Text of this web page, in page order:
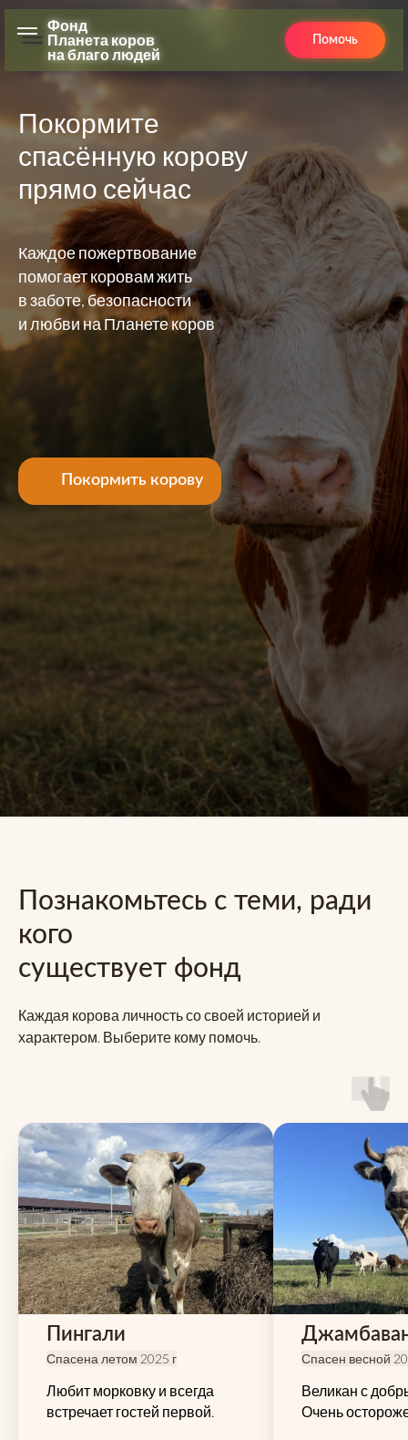
Фонд
Планета коров
на благо людей
Помочь
Фонд
Планета коров
на благо людей
Помочь
Покормите
спасённую корову
прямо сейчас
Каждое пожертвование
помогает коровам жить
в заботе, безопасности
и любви на Планете коров
Покормить корову
Познакомьтесь с теми, ради
кого
существует фонд
Каждая корова личность со своей историей и
характером. Выберите кому помочь.
Пингали
Спасена летом 2025 г
Любит морковку и всегда
встречает гостей первой.
Спасен весной
Великан с
Очень